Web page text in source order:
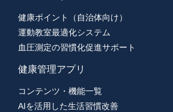
健康ポイント（自治体向け）
運動教室最適化システム
血圧測定の習慣化促進サポート
健康管理アプリ
コンテンツ・機能一覧
AIを活用した生活習慣改善